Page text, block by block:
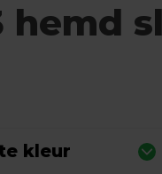
hemd
kleur